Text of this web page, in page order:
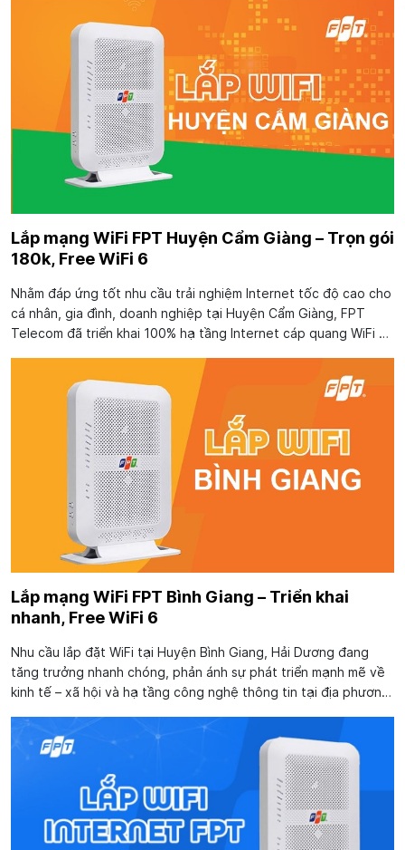
cùng các dịch vụ FPT play, Camera...
Lắp mạng WiFi FPT Huyện Cẩm Giàng – Trọn gói
180k, Free WiFi 6
Nhằm đáp ứng tốt nhu cầu trải nghiệm Internet tốc độ cao cho
cá nhân, gia đình, doanh nghiệp tại Huyện Cẩm Giàng, FPT
Telecom đã triển khai 100% hạ tầng Internet cáp quang WiFi 6
Lắp mạng WiFi FPT Bình Giang – Triển khai
nhanh, Free WiFi 6
Nhu cầu lắp đặt WiFi tại Huyện Bình Giang, Hải Dương đang
tăng trưởng nhanh chóng, phản ánh sự phát triển mạnh mẽ về
kinh tế – xã hội và hạ tầng công nghệ thông tin tại địa phương.
cao, ổn định...